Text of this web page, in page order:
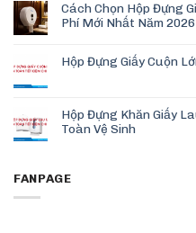
Cách Chọn Hộp Đựng
Phí Mới Nhất Năm 2026
Hộp Đựng Giấy Cuộn
Hộp Đựng Khăn Giấy
Toàn Vệ Sinh
FANPAGE